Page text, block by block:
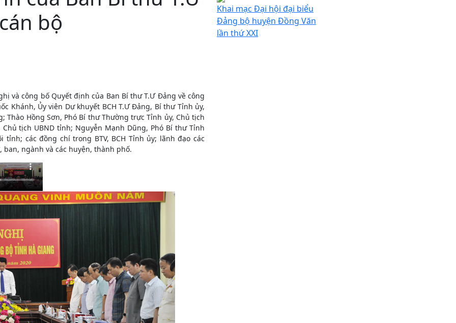
bộ
và công bố Quyết định của Ban Bí thư T.Ư Đảng về công
Khánh, Ủy viên Dự khuyết BCH T.Ư Đảng, Bí thư Tỉnh ủy,
Thào Hồng Sơn, Phó Bí thư Thường trực Tỉnh ủy, Chủ tịch
tịch UBND tỉnh; Nguyễn Mạnh Dũng, Phó Bí thư Tỉnh
các đồng chí trong BTV, BCH Tỉnh ủy; lãnh đạo các
ngành và các huyện, thành phố.
Khai mạc Đại hội đại biểu
Đảng bộ huyện Đồng Văn
lần thứ XXI